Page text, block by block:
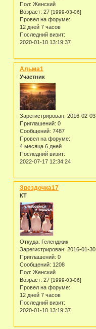
Пол: Женский
Возраст: 27 [1999-03-06]
Провел на форуме:
12 дней 7 часов
Последний визит:
2020-01-10 13:19:37
Альма1
Участник
Зарегистрирован: 2016-02-03
Приглашений: 0
Сообщений: 7487
Провел на форуме:
4 месяца 6 дней
Последний визит:
2022-07-17 12:34:24
Звездочка17
КТ
Откуда: Геленджик
Зарегистрирован: 2016-01-30
Приглашений: 0
Сообщений: 1208
Пол: Женский
Возраст: 27 [1999-03-06]
Провел на форуме:
12 дней 7 часов
Последний визит:
2020-01-10 13:19:37